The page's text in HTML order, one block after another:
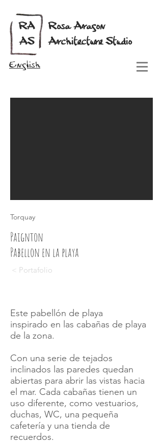
Rosa Aragon
Architecture Studio
RA
AS
English
Este pabellón de playa
inspirado en las cabañas de playa
de la zona.
Con una serie de tejados
inclinados las paredes quedan
abiertas para abrir las vistas hacia
el mar. Cada cabañas tienen un
uso diferente, como vestuarios,
duchas, WC, una pequeña
cafetería y una tienda de
recuerdos.
Paignton
Pabellon en la playa
Torquay
< Portafolio